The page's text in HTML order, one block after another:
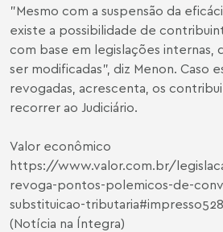
"Mesmo com a suspensão da
existe a possibilidade de
com base em legislações internas,
ser modificadas", diz Menon. Caso
revogadas, acrescenta, os
recorrer ao Judiciário.
Valor econômico
https://www.valor.com.br/
revoga-pontos-polemicos-de-
substituicao-
(Notícia na Íntegra)